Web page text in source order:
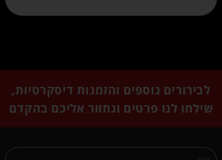
לבירורים נוספים והזמנות דיסקרטיות,
שילחו לנו פרטים ונחזור אליכם בהקדם